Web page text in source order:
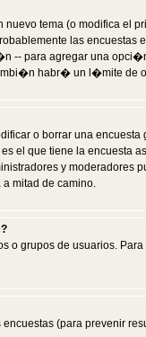
nuevo tema (o modifica el
las
-- para agregar una
habr� un l�mite de
o borrar una
el que tiene la encuesta
y moderadores
mitad de camino.
o grupos de usuarios.
(para prevenir